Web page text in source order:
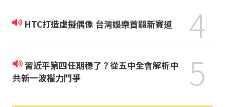
HTC打造虛擬偶像 台灣娛樂首闢新賽道 4
習近平第四任期穩了？從五中全會解析中
共新一波權力鬥爭
5